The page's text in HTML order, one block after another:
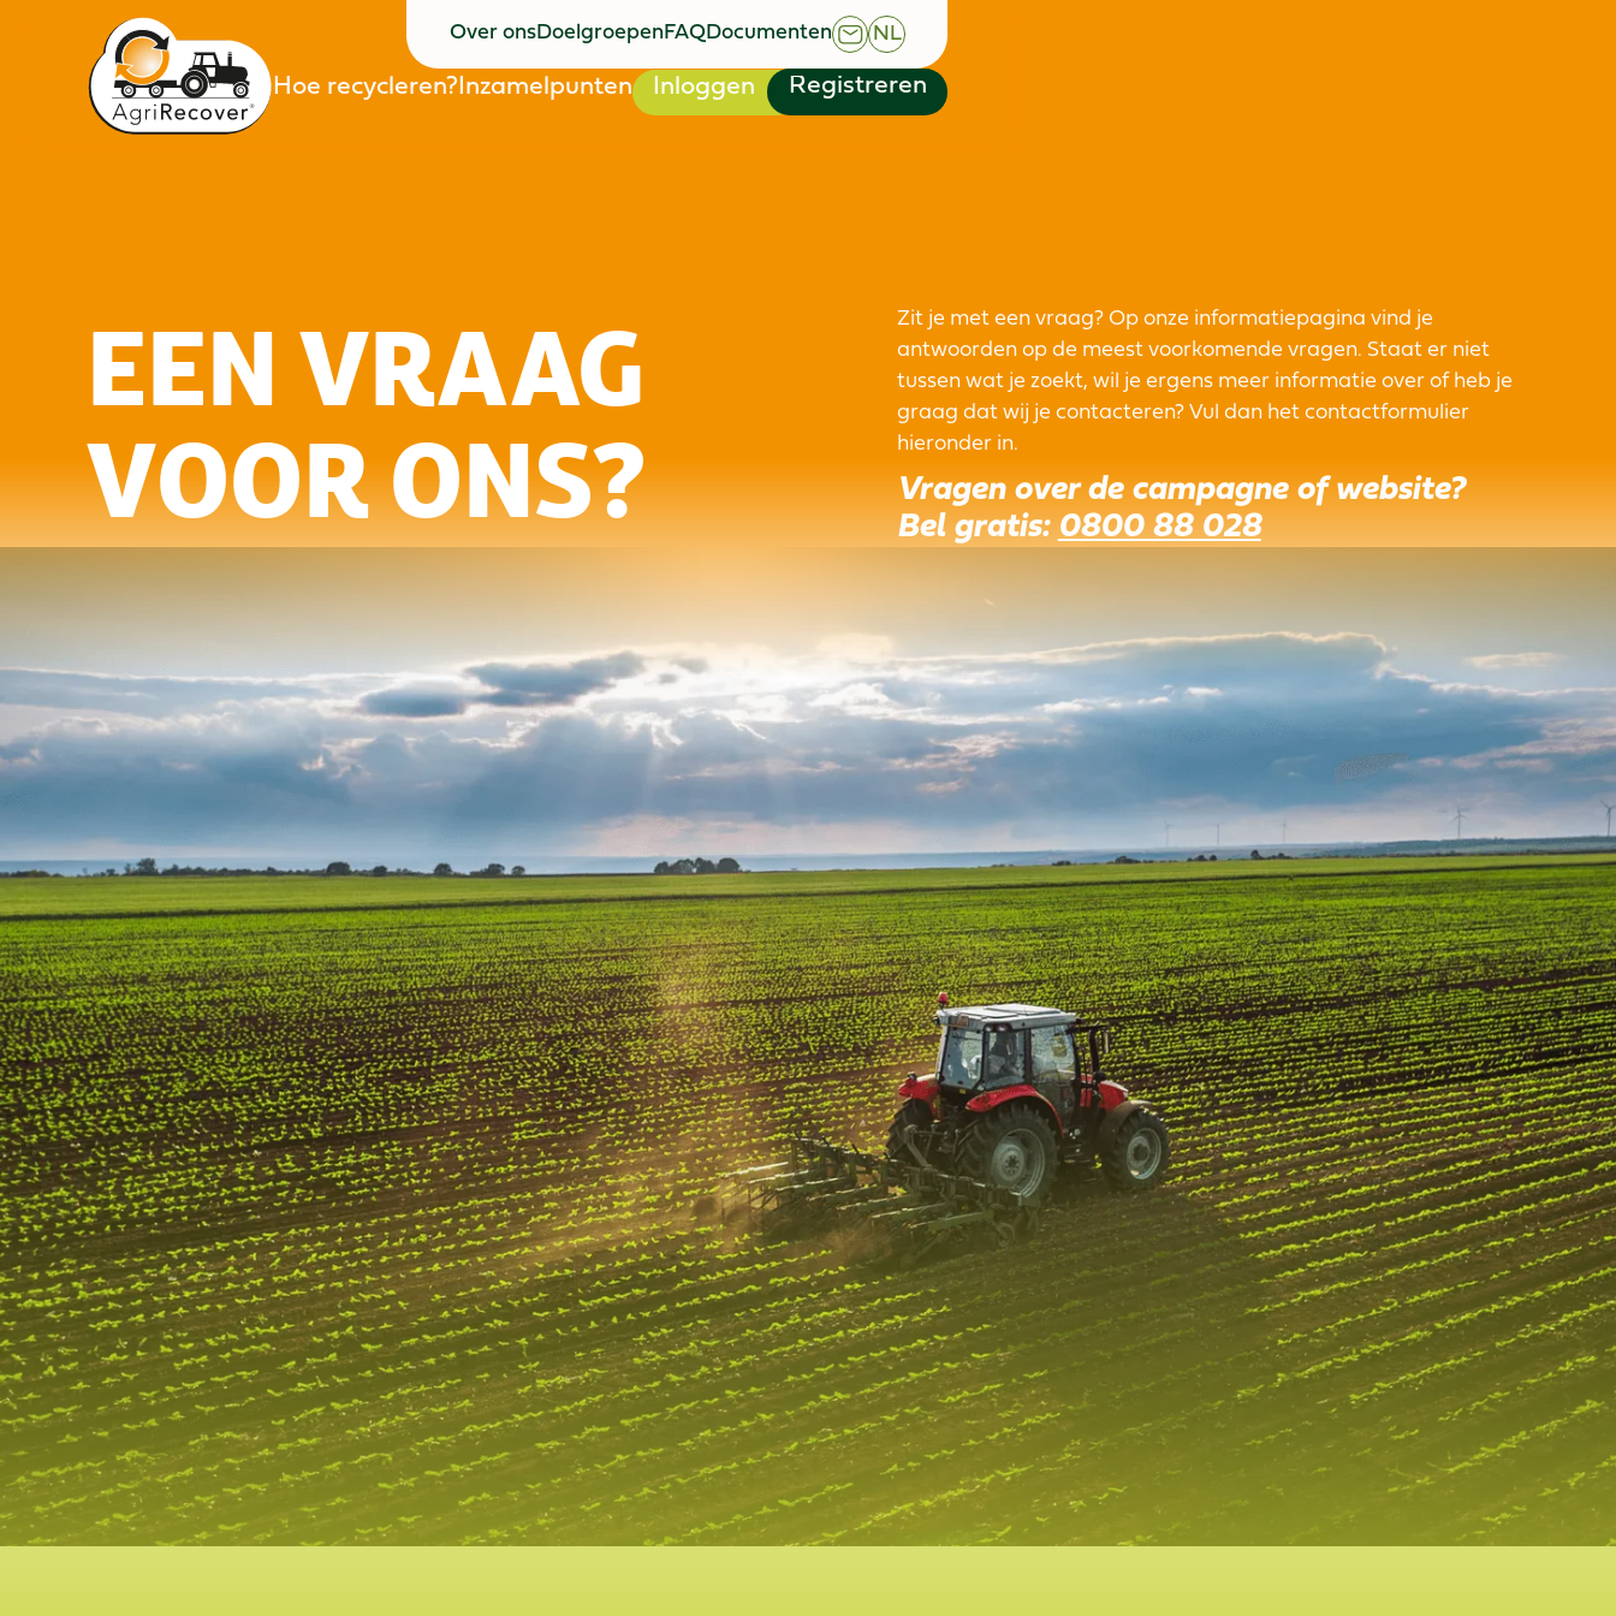
Over onsDoelgroepen FAQDocumenten
NL
Hoe recycleren? Inzamelpunten
Inloggen
Inloggen
Registreren
Registreren
EEN VRAAG
VOOR ONS?
Zit je met een vraag? Op onze informatiepagina vind je
antwoorden op de meest voorkomende vragen. Staat er niet
tussen wat je zoekt, wil je ergens meer informatie over of heb je
graag dat wij je contacteren? Vul dan het contactformulier
hieronder in.
Vragen over de campagne of website?
Bel gratis: 0800 88 028
VOORNAAM ACHTERNAAM
Middle name
E-MAILADRES TELEFOONNUMMER
BTW-NUMMER
WAT IS JE VRAAG?